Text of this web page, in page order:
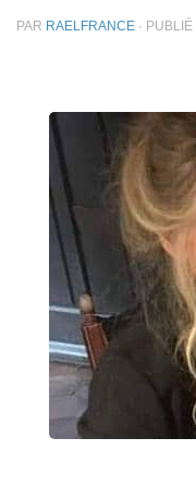
PAR RAELFRANCE · PUBLIÉ